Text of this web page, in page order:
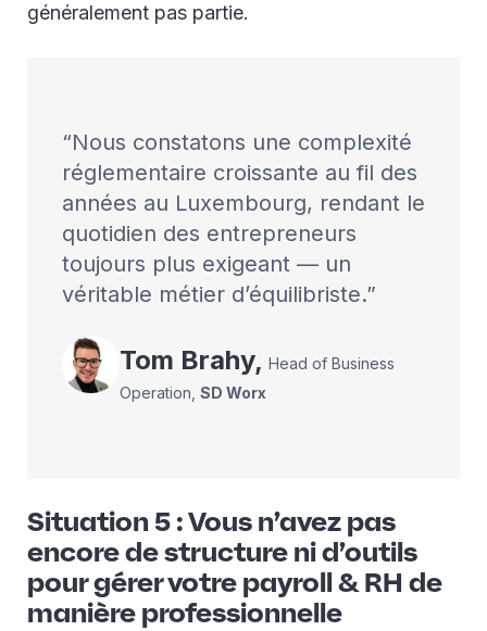
généralement pas partie.
Nous constatons une complexité
réglementaire croissante au fil des
années au Luxembourg, rendant le
quotidien des entrepreneurs
toujours plus exigeant — un
véritable métier d’équilibriste.
Tom Brahy,Head of Business
Operation ,SD Worx
Situation 5 : Vous n’avez pas
encore de structure ni d’outils
pour gérer votre payroll & RH de
manière professionnelle